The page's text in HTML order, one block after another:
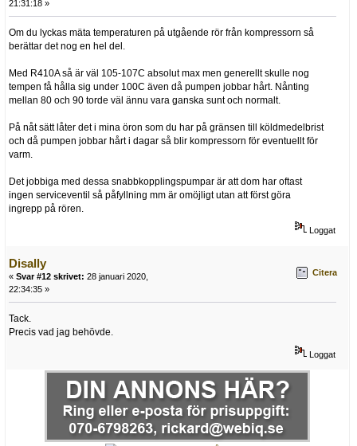
21:31:18 »
Om du lyckas mäta temperaturen på utgående rör från kompressorn så
berättar det nog en hel del.
Med R410A så är väl 105-107C absolut max men generellt skulle nog
tempen få hålla sig under 100C även då pumpen jobbar hårt. Nånting
mellan 80 och 90 torde väl ännu vara ganska sunt och normalt.
På nåt sätt låter det i mina öron som du har på gränsen till köldmedelbrist
och då pumpen jobbar hårt i dagar så blir kompressorn för eventuellt för
varm.
Det jobbiga med dessa snabbkopplingspumpar är att dom har oftast
ingen serviceventil så påfyllning mm är omöjligt utan att först göra
ingrepp på rören.
Loggat
Disally
« Svar #12 skrivet: 28 januari 2020,
22:34:35 »
Citera
Tack.
Precis vad jag behövde.
Loggat